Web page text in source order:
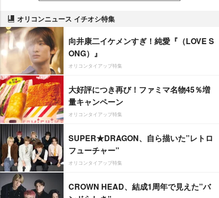
オリコンニュース イチオシ特集
向井康二イケメンすぎ！純愛『（LOVE S
ONG）』
オリコンタイアップ特集
大好評につき再び！ファミマ名物45％増
量キャンペーン
オリコンタイアップ特集
SUPER★DRAGON、自ら描いた”レトロ
フューチャー”
オリコンタイアップ特集
CROWN HEAD、結成1周年で見えた”バ